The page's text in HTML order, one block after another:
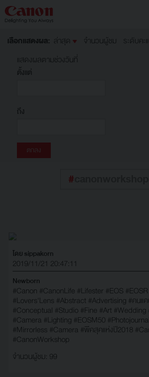
เลือกแสดงผล: ล่าสุด จำนวนผู้ชม
ระดับคะ
แสดงผลตามช่วงวันที่
ตั้งแต่
ถึง
#
โดย sippakorn
2019/11/21 20:47:11
Newborn
#Canon #CanonLife #Lifester #EOS #EOSR
#Lovers'Lens #Abstract #Advertising #คนแ
#Conceptual #Studio #Fine #Art #Wedding
#Camera #Lighting #EOSM50
#Mirrorless #Camera #พีคสุคแห่งปี2018
#CanonWorkshop
จำนวนผู้ชม: 99